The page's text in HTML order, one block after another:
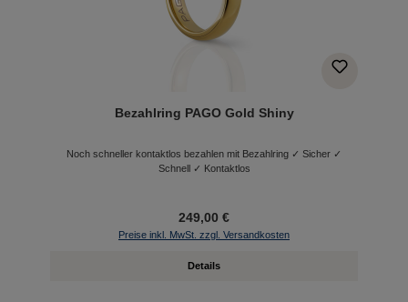
Bezahlring PAGO Gold Shiny
Noch schneller kontaktlos bezahlen mit Bezahlring ✓ Sicher ✓
Schnell ✓ Kontaktlos
249,00 €
Preise inkl. MwSt. zzgl. Versandkosten
Details